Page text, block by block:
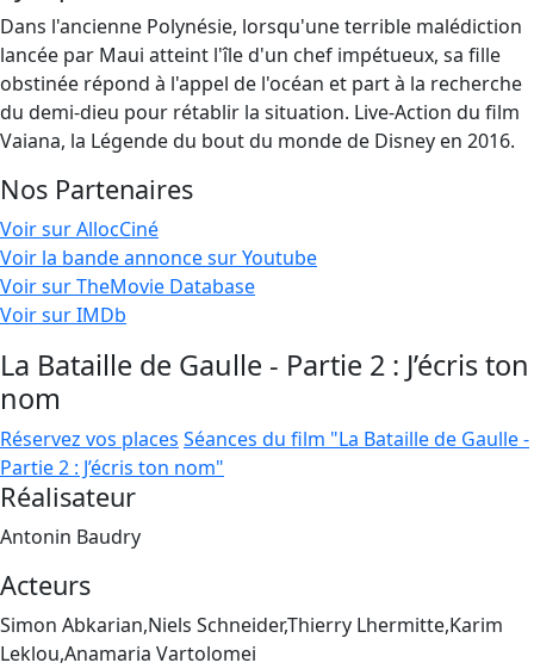
Dans l'ancienne Polynésie, lorsqu'une terrible malédiction
lancée par Maui atteint l'île d'un chef impétueux, sa fille
obstinée répond à l'appel de l'océan et part à la recherche
du demi-dieu pour rétablir la situation. Live-Action du film
Vaiana, la Légende du bout du monde de Disney en 2016.
Nos Partenaires
Voir sur AllocCiné
Voir la bande annonce sur Youtube
Voir sur TheMovie Database
Voir sur IMDb
La Bataille de Gaulle - Partie 2 : J’écris ton
nom
Réservez vos places Séances du film "La Bataille de Gaulle -
Partie 2 : J’écris ton nom"
Réalisateur
Antonin Baudry
Acteurs
Simon Abkarian,Niels Schneider,Thierry Lhermitte,Karim
Leklou,Anamaria Vartolomei